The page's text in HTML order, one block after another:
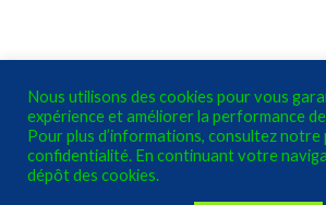
Nous utilisons des cookies pour vous
expérience et améliorer la performance
Pour plus d’informations, consultez notre
confidentialité. En continuant votre
dépôt des cookies.